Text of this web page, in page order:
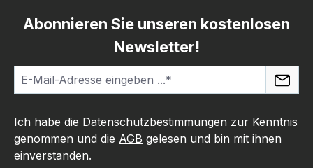
Abonnieren Sie unseren kostenlosen
Newsletter!
Ich habe die Datenschutzbestimmungen zur Kenntnis
genommen und die AGB gelesen und bin mit ihnen
einverstanden.